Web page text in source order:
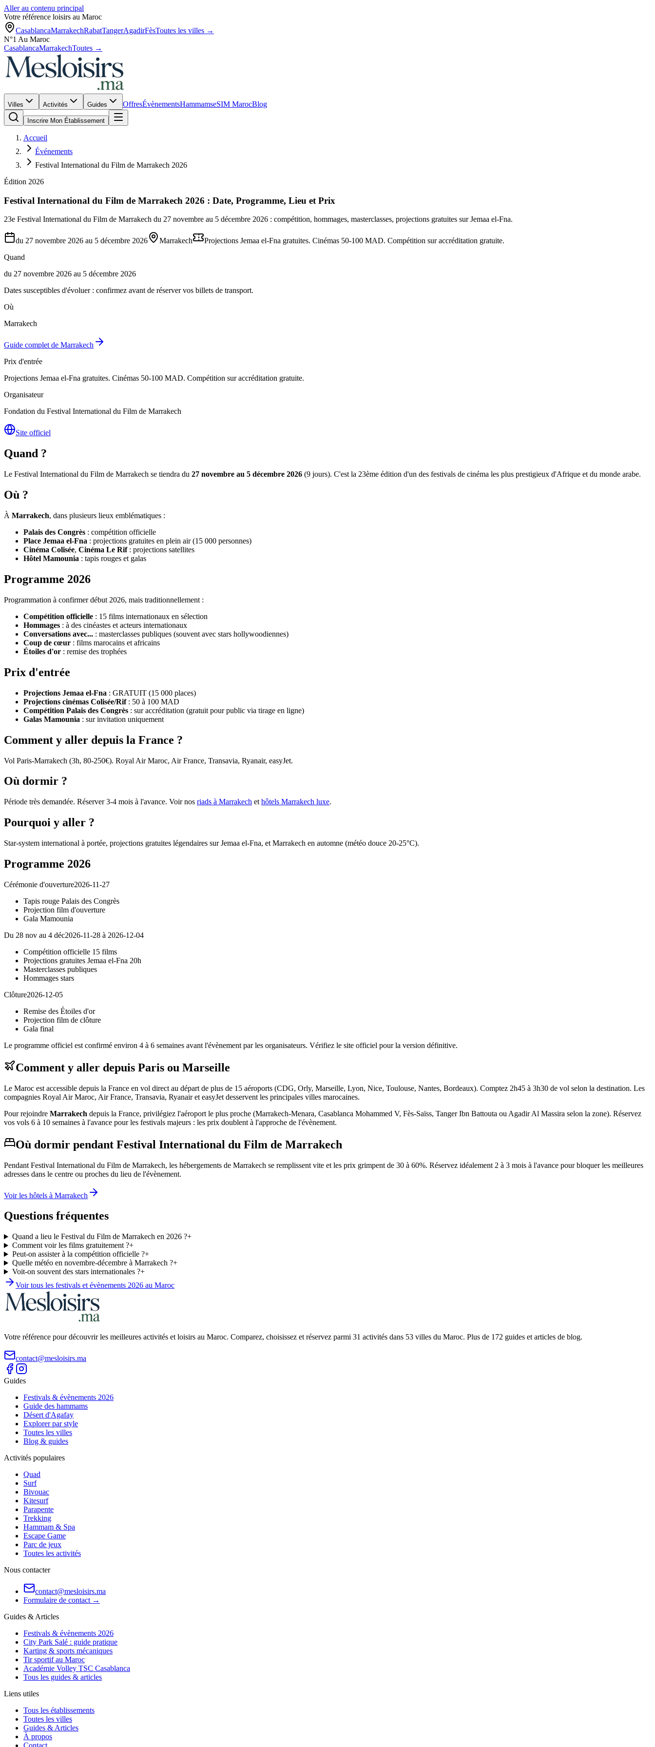
Aller au contenu principal
Votre référence loisirs au Maroc
CasablancaMarrakechRabatTangerAgadirFèsToutes les villes →
N°1 Au Maroc
CasablancaMarrakechToutes →
Villes Activités Guides OffresÉvènementsHammamseSIM MarocBlog
Inscrire Mon Établissement
Accueil
Événements
Festival International du Film de Marrakech 2026
Édition 2026
Festival International du Film de Marrakech 2026 : Date, Programme, Lieu et Prix
23e Festival International du Film de Marrakech du 27 novembre au 5 décembre 2026 : compétition, hommages, masterclasses, projections gratuites sur Jemaa el-Fna.
du 27 novembre 2026 au 5 décembre 2026 Marrakech
Projections Jemaa el-Fna gratuites. Cinémas 50-100 MAD. Compétition sur accréditation gratuite.
Quand
du 27 novembre 2026 au 5 décembre 2026
Dates susceptibles d'évoluer : confirmez avant de réserver vos billets de transport.
Où
Marrakech
Guide complet de Marrakech
Prix d'entrée
Projections Jemaa el-Fna gratuites. Cinémas 50-100 MAD. Compétition sur accréditation gratuite.
Organisateur
Fondation du Festival International du Film de Marrakech
Site officiel
Quand ?
Le Festival International du Film de Marrakech se tiendra du 27 novembre au 5 décembre 2026 (9 jours). C'est la 23ème édition d'un des festivals de cinéma les plus prestigieux d'Afrique et du monde arabe.
Où ?
À Marrakech, dans plusieurs lieux emblématiques :
Palais des Congrès : compétition officielle
Place Jemaa el-Fna : projections gratuites en plein air (15 000 personnes)
Cinéma Colisée, Cinéma Le Rif: projections satellites
Hôtel Mamounia : tapis rouges et galas
Programme 2026
Programmation à confirmer début 2026, mais traditionnellement :
Compétition officielle : 15 films internationaux en sélection
Hommages : à des cinéastes et acteurs internationaux
Conversations avec... : masterclasses publiques (souvent avec stars hollywoodiennes)
Coup de cœur : films marocains et africains
Étoiles d'or : remise des trophées
Prix d'entrée
Projections Jemaa el-Fna : GRATUIT (15 000 places)
Projections cinémas Colisée/Rif: 50 à 100 MAD
Compétition Palais des Congrès : sur accréditation (gratuit pour public via tirage en ligne)
Galas Mamounia : sur invitation uniquement
Comment y aller depuis la France ?
Vol Paris-Marrakech (3h, 80-250€). Royal Air Maroc, Air France, Transavia, Ryanair, easyJet.
Où dormir ?
Période très demandée. Réserver 3-4 mois à l'avance. Voir nos riads à Marrakech et hôtels Marrakech luxe.
Pourquoi y aller ?
Star-system international à portée, projections gratuites légendaires sur Jemaa el-Fna, et Marrakech en automne (météo douce 20-25°C).
Programme 2026
Cérémonie d'ouverture2026-11-27
Tapis rouge Palais des Congrès
Projection film d'ouverture
Gala Mamounia
Du 28 nov au 4 déc2026-11-28 à 2026-12-04
Compétition officielle 15 films
Projections gratuites Jemaa el-Fna 20h
Masterclasses publiques
Hommages stars
Clôture2026-12-05
Remise des Étoiles d'or
Projection film de clôture
Gala final
Le programme officiel est confirmé environ 4 à 6 semaines avant l'évènement par les organisateurs. Vérifiez le site officiel pour la version définitive.
Comment y aller depuis Paris ou Marseille
Le Maroc est accessible depuis la France en vol direct au départ de plus de 15 aéroports (CDG, Orly, Marseille, Lyon, Nice, Toulouse, Nantes, Bordeaux). Comptez 2h45 à 3h30 de vol selon la destination. Les
compagnies Royal Air Maroc, Air France, Transavia, Ryanair et easyJet desservent les principales villes marocaines.
Pour rejoindre Marrakech depuis la France, privilégiez l'aéroport le plus proche (Marrakech-Menara, Casablanca Mohammed V, Fès-Saïss, Tanger Ibn Battouta ou Agadir Al Massira selon la zone). Réservez
vos vols 6 à 10 semaines à l'avance pour les festivals majeurs : les prix doublent à l'approche de l'évènement.
Où dormir pendant Festival International du Film de Marrakech
Pendant Festival International du Film de Marrakech, les hébergements de Marrakech se remplissent vite et les prix grimpent de 30 à 60%. Réservez idéalement 2 à 3 mois à l'avance pour bloquer les meilleures
adresses dans le centre ou proches du lieu de l'évènement.
Voir les hôtels à Marrakech
Questions fréquentes
Quand a lieu le Festival du Film de Marrakech en 2026 ?+
Comment voir les films gratuitement ?+
Peut-on assister à la compétition officielle ?+
Quelle météo en novembre-décembre à Marrakech ?+
Voit-on souvent des stars internationales ?+
Voir tous les festivals et évènements 2026 au Maroc
Votre référence pour découvrir les meilleures activités et loisirs au Maroc. Comparez, choisissez et réservez parmi 31 activités dans 53 villes du Maroc. Plus de 172 guides et articles de blog.
contact@mesloisirs.ma
Guides
Festivals & évènements 2026
Guide des hammams
Désert d'Agafay
Explorer par style
Toutes les villes
Blog & guides
Activités populaires
Quad
Surf
Bivouac
Kitesurf
Parapente
Trekking
Hammam & Spa
Escape Game
Parc de jeux
Toutes les activités
Nous contacter
contact@mesloisirs.ma
Formulaire de contact →
Guides & Articles
Festivals & évènements 2026
City Park Salé : guide pratique
Karting & sports mécaniques
Tir sportif au Maroc
Académie Volley TSC Casablanca
Tous les guides & articles
Liens utiles
Tous les établissements
Toutes les villes
Guides & Articles
À propos